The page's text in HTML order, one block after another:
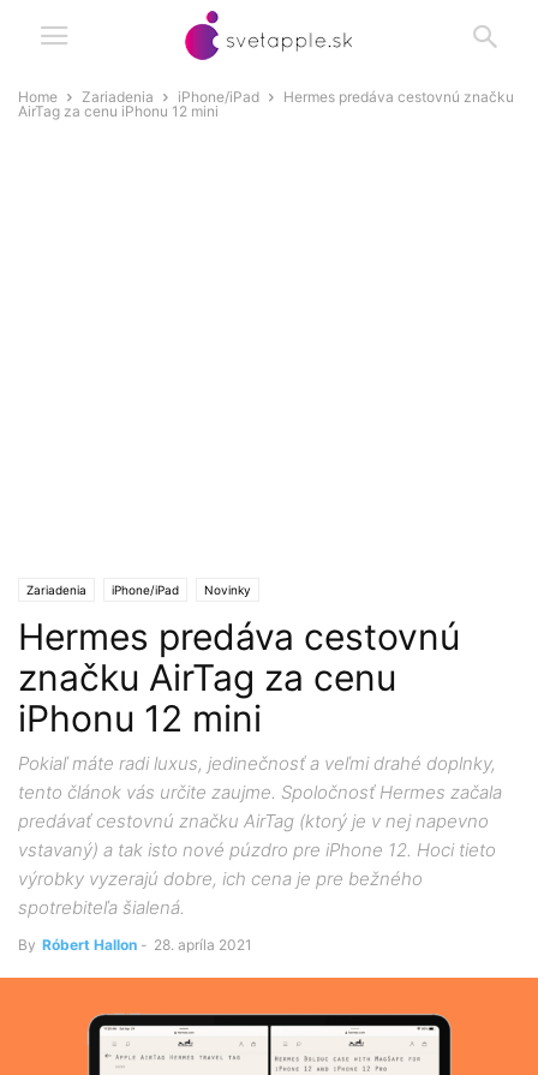
Home Zariadenia iPhone/iPad
Hermes predáva cestovnú značku
AirTag za cenu iPhonu 12 mini
Zariadenia iPhone/iPad Novinky
Hermes predáva cestovnú
značku AirTag za cenu
iPhonu 12 mini
Pokiaľ máte radi luxus, jedinečnosť a veľmi drahé doplnky,
tento článok vás určite zaujme. Spoločnosť Hermes začala
predávať cestovnú značku AirTag (ktorý je v nej napevno
vstavaný) a tak isto nové púzdro pre iPhone 12. Hoci tieto
výrobky vyzerajú dobre, ich cena je pre bežného
spotrebiteľa šialená.
By Róbert Hallon - 28. apríla 2021